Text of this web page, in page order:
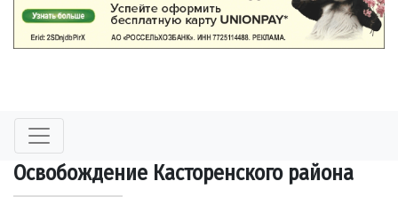
Освобождение Касторенского района